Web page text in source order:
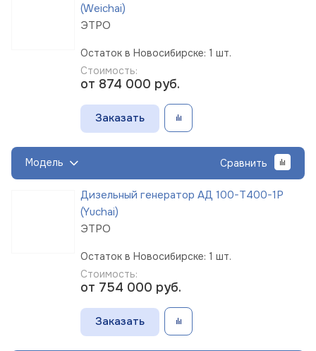
(Weichai)
ЭТРО
Остаток в Новосибирске: 1 шт.
Стоимость:
от 874 000 руб.
Заказать
Модель Сравнить
Дизельный генератор АД 100-Т400-1Р
(Yuchai)
ЭТРО
Остаток в Новосибирске: 1 шт.
Стоимость:
от 754 000 руб.
Заказать